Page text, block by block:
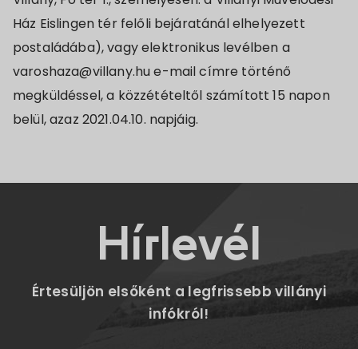
Ház Eislingen tér felőli bejáratánál elhelyezett
postaládába), vagy elektronikus levélben a
varoshaza@villany.hu e-mail címre történő
megküldéssel, a közzétételtől számított 15 napon
belül, azaz 2021.04.10. napjáig.
Hírlevél
Értesüljön elsőként a legfrissebb villányi
infókról!